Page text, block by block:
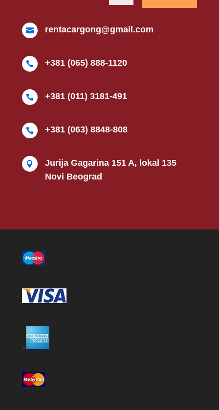
 rentacargong@gmail.com
 +381 (065) 888-1120
 +381 (011) 3181-491
 +381 (063) 8848-808

Jurija Gagarina 151 A, lokal 135
Novi Beograd